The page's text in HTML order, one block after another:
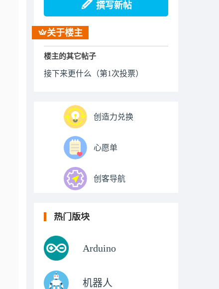
撰写新帖
关于楼主
楼主的其它帖子
接下来更什么（第1次投票）
创造力兑换
心愿单
创客导航
热门版块
Arduino
机器人